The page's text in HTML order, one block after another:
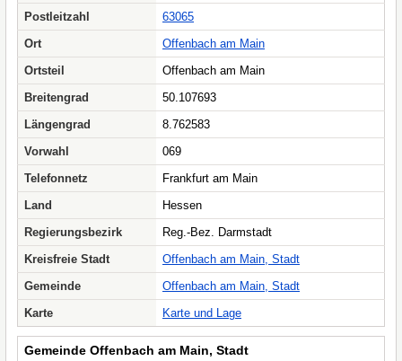
Postleitzahl
63065
Ort
Offenbach am Main
Ortsteil
Offenbach am Main
Breitengrad
50.107693
Längengrad
8.762583
Vorwahl
069
Telefonnetz
Frankfurt am Main
Land
Hessen
Regierungsbezirk
Reg.-Bez. Darmstadt
Kreisfreie Stadt
Offenbach am Main, Stadt
Gemeinde
Offenbach am Main, Stadt
Karte
Karte und Lage
Gemeinde Offenbach am Main, Stadt